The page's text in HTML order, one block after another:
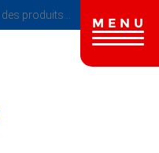
MENU